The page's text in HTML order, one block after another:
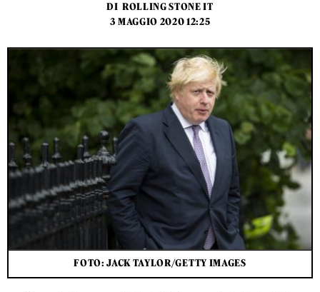
DI ROLLING STONE IT
3 MAGGIO 2020 12:25
FOTO: JACK TAYLOR/GETTY IMAGES